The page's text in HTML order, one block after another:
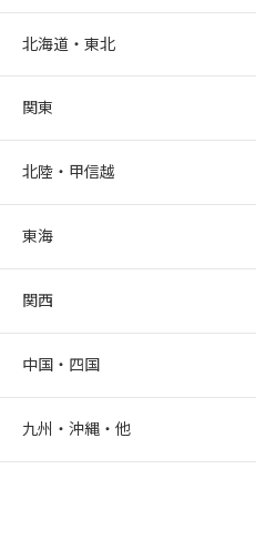
北海道・東北
関東
北陸・甲信越
東海
関西
中国・四国
九州・沖縄・他